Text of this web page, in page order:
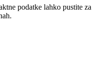
podatke lahko pustite za